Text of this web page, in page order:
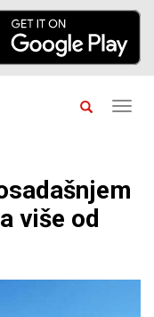
više od